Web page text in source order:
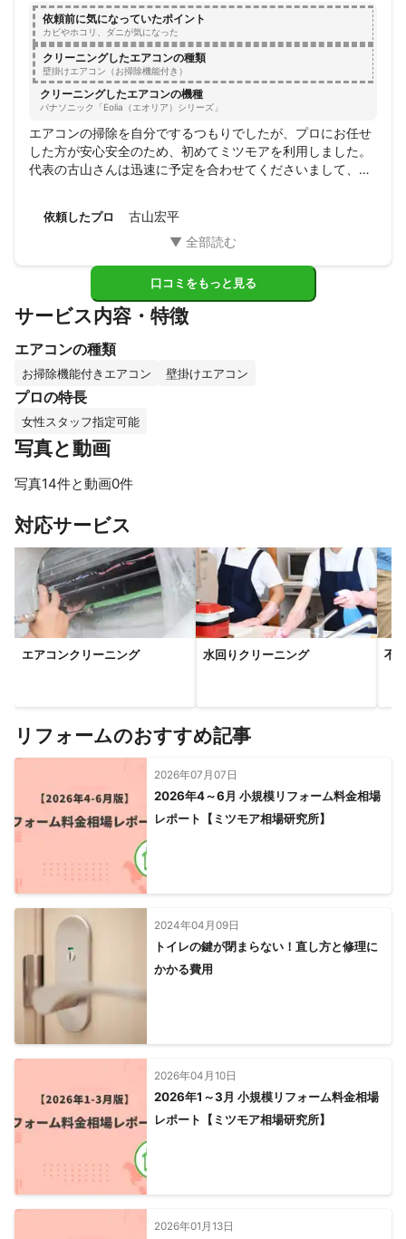
依頼前に気になっていたポイント
カビやホコリ、ダニが気になった
クリーニングしたエアコンの種類
壁掛けエアコン（お掃除機能付き）
クリーニングしたエアコンの機種
パナソニック「Eolia（エオリア）シリーズ」
エアコンの掃除を自分でするつもりでしたが、プロにお任せ
した方が安心安全のため、初めてミツモアを利用しました。
代表の古山さんは迅速に予定を合わせてくださいまして、助
できるくらい満足です。
ありがとうございました。
依頼したプロ 古山宏平
口コミをもっと見る
サービス内容・特徴
エアコンの種類
お掃除機能付きエアコン 壁掛けエアコン
プロの特長
女性スタッフ指定可能
写真と動画
写真14件と動画0件
対応サービス
エアコンクリーニング 水回りクリーニング 不
リフォームのおすすめ記事
2026年07月07日
2026年4～6月 小規模リフォーム料金相場
レポート【ミツモア相場研究所】
2024年04月09日
トイレの鍵が閉まらない！直し方と修理に
かかる費用
2026年04月10日
2026年1～3月 小規模リフォーム料金相場
レポート【ミツモア相場研究所】
2026年01月13日